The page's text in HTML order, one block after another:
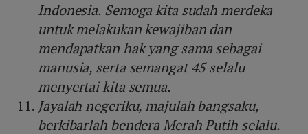
Indonesia. Semoga kita sudah merdeka
untuk melakukan kewajiban dan
mendapatkan hak yang sama sebagai
manusia, serta semangat 45 selalu
menyertai kita semua.
Jayalah negeriku, majulah bangsaku,
berkibarlah bendera Merah Putih selalu.